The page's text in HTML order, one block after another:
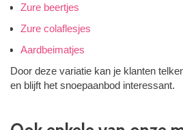
Zure beertjes
Zure colaflesjes
Aardbeimatjes
Door deze variatie kan je klanten
en blijft het snoepaanbod interessant.